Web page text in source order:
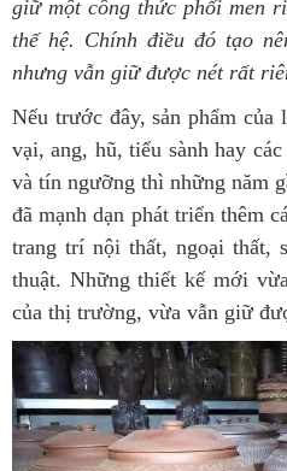
giữ một công thức phối men
thế hệ. Chính điều đó tạo
nhưng vẫn giữ được nét rất
Nếu trước đây, sản phẩm của
vại, ang, hũ, tiểu sành hay
và tín ngưỡng thì những năm
đã mạnh dạn phát triển thêm
trang trí nội thất, ngoại thất,
thuật. Những thiết kế mới
của thị trường, vừa vẫn giữ